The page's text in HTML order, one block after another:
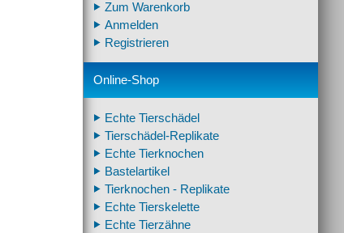
Zum Warenkorb
Anmelden
Registrieren
Online-Shop
Echte Tierschädel
Tierschädel-Replikate
Echte Tierknochen
Bastelartikel
Tierknochen - Replikate
Echte Tierskelette
Echte Tierzähne